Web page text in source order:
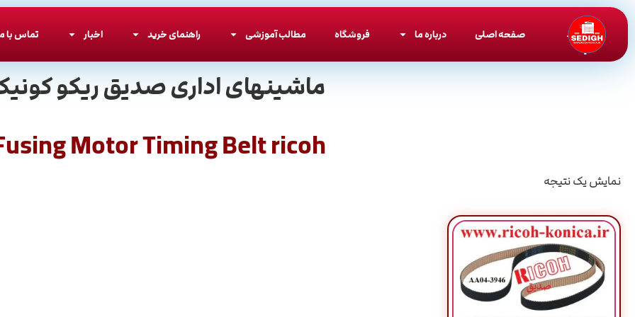
صفحه اصلی درباره ما فروشگاه مطالب آموزشی راهنمای خرید اخبار تماس با
ماشینهای اداری صدیق ریکو
Motor Timing Belt ricoh
نمایش یک نتیجه